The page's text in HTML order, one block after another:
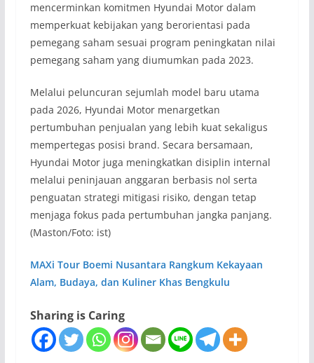
mencerminkan komitmen Hyundai Motor dalam
memperkuat kebijakan yang berorientasi pada
pemegang saham sesuai program peningkatan nilai
pemegang saham yang diumumkan pada 2023.
Melalui peluncuran sejumlah model baru utama
pada 2026, Hyundai Motor menargetkan
pertumbuhan penjualan yang lebih kuat sekaligus
mempertegas posisi brand. Secara bersamaan,
Hyundai Motor juga meningkatkan disiplin internal
melalui peninjauan anggaran berbasis nol serta
penguatan strategi mitigasi risiko, dengan tetap
menjaga fokus pada pertumbuhan jangka panjang.
(Maston/Foto: ist)
MAXi Tour Boemi Nusantara Rangkum Kekayaan
Alam, Budaya, dan Kuliner Khas Bengkulu
Sharing is Caring